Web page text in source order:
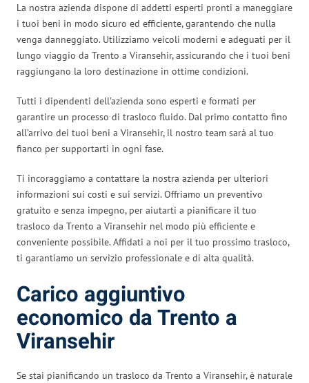
La nostra azienda dispone di addetti esperti pronti a maneggiare
i tuoi beni in modo sicuro ed efficiente, garantendo che nulla
venga danneggiato. Utilizziamo veicoli moderni e adeguati per il
lungo viaggio da Trento a Viransehir, assicurando che i tuoi beni
raggiungano la loro destinazione in ottime condizioni.
Tutti i dipendenti dell’azienda sono esperti e formati per
garantire un processo di trasloco fluido. Dal primo contatto fino
all’arrivo dei tuoi beni a Viransehir, il nostro team sarà al tuo
fianco per supportarti in ogni fase.
Ti incoraggiamo a contattare la nostra azienda per ulteriori
informazioni sui costi e sui servizi. Offriamo un preventivo
gratuito e senza impegno, per aiutarti a pianificare il tuo
trasloco da Trento a Viransehir nel modo più efficiente e
conveniente possibile. Affidati a noi per il tuo prossimo trasloco,
ti garantiamo un servizio professionale e di alta qualità.
Carico aggiuntivo
economico da Trento a
Viransehir
Se stai pianificando un trasloco da Trento a Viransehir, è naturale